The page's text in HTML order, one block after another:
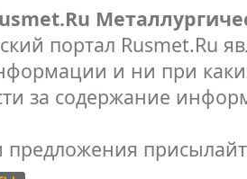
портал Rusmet.Ru
и ни при
за содержание
предложения